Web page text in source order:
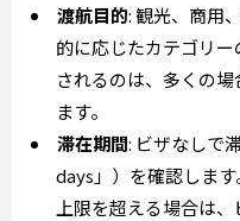
渡航目的: 観光、商用
的に応じたカテゴリ
されるのは、多くの
ます。
滞在期間: ビザなしで
days」）を確認しま
上限を超える場合は、